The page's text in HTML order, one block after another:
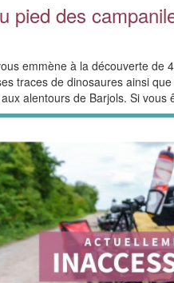
pied des
emmène à la découverte de
traces de dinosaures ainsi
alentours de Barjols. Si